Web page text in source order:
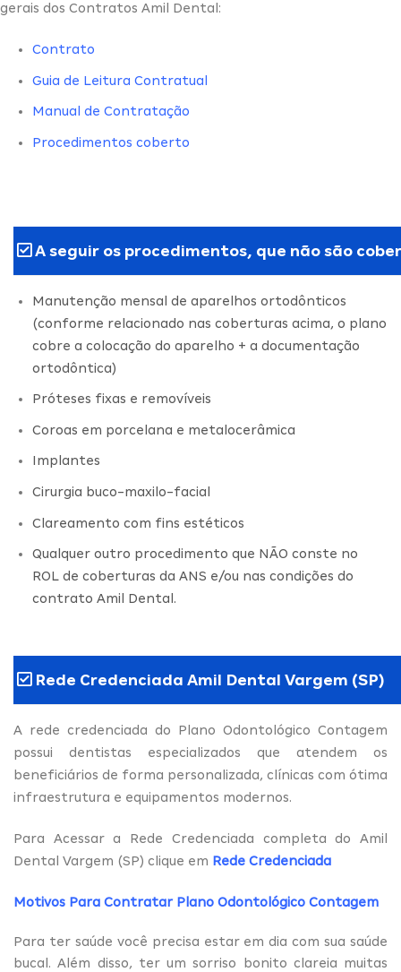
gerais dos Contratos Amil Dental:
Contrato
Guia de Leitura Contratual
Manual de Contratação
Procedimentos coberto
A seguir os procedimentos, que não são
Manutenção mensal de aparelhos ortodônticos
(conforme relacionado nas coberturas acima, o plano
cobre a colocação do aparelho + a documentação
ortodôntica)
Próteses fixas e removíveis
Coroas em porcelana e metalocerâmica
Implantes
Cirurgia buco-maxilo-facial
Clareamento com fins estéticos
Qualquer outro procedimento que NÃO conste no
ROL de coberturas da ANS e/ou nas condições do
contrato Amil Dental.
Rede Credenciada Amil Dental Vargem (SP)
A rede credenciada do Plano Odontológico Contagem
possui dentistas especializados que atendem os
beneficiários de forma personalizada, clínicas com ótima
infraestrutura e equipamentos modernos.
Para Acessar a Rede Credenciada completa do Amil
Dental Vargem (SP) clique em Rede Credenciada
Motivos Para Contratar Plano Odontológico Contagem
Para ter saúde você precisa estar em dia com sua saúde
bucal. Além disso, ter um sorriso bonito clareia muitas